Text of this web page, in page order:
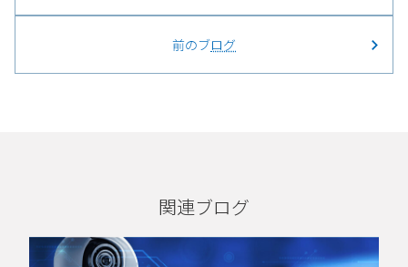
前のブログ
関連ブログ